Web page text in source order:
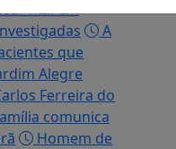
mal em
A
que
Alegre
Ferreira do
comunica
Homem de